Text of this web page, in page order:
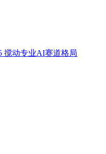
搅动专业AI赛道格局